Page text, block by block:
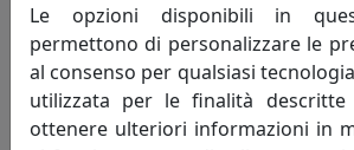
Le opzioni disponibili in
permettono di personalizzare le
al consenso per qualsiasi
utilizzata per le finalità
ottenere ulteriori informazioni in